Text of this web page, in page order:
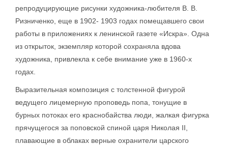
репродуцирующие рисунки художника-любителя В. В.
Ризниченко, еще в 1902- 1903 годах помещавшего свои
работы в приложениях к ленинской газете «Искра». Одна
из открыток, экземпляр которой сохраняла вдова
художника, привлекла к себе внимание уже в 1960-х
годах.
Выразительная композиция с толстенной фигурой
ведущего лицемерную проповедь попа, тонущие в
бурных потоках его краснобайства люди, жалкая фигурка
прячущегося за поповской спиной царя Николая II,
плавающие в облаках верные охранители царского